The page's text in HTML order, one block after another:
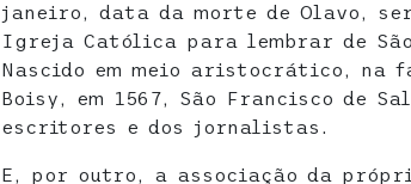
janeiro, data da morte de Olavo,
Igreja Católica para lembrar de
Nascido em meio aristocrático, na
Boisy, em 1567, São Francisco de
escritores e dos jornalistas.
E, por outro, a associação da